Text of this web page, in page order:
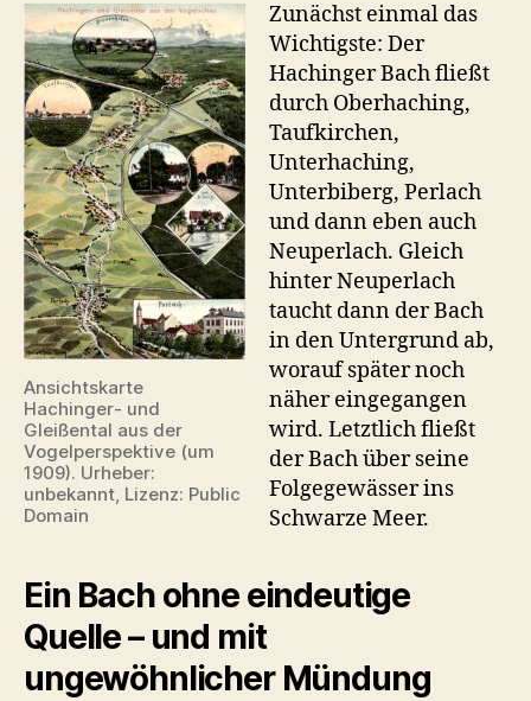
Ansichtskarte
Hachinger- und
Gleißental aus der
Vogelperspektive (um
1909). Urheber:
unbekannt, Lizenz: Public
Domain
Zunächst einmal das
Wichtigste: Der
Hachinger Bach fließt
durch Oberhaching,
Taufkirchen,
Unterhaching,
Unterbiberg, Perlach
und dann eben auch
Neuperlach. Gleich
hinter Neuperlach
taucht dann der Bach
in den Untergrund ab,
worauf später noch
näher eingegangen
wird. Letztlich fließt
der Bach über seine
Folgegewässer ins
Schwarze Meer.
Ein Bach ohne eindeutige
Quelle – und mit
ungewöhnlicher Mündung